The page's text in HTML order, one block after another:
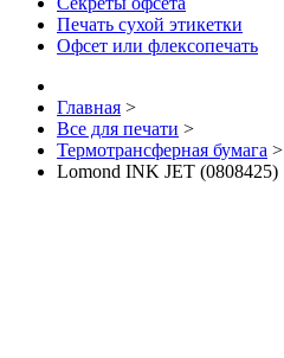
Печать сухой этикетки
Офсет или флексопечать
Главная >
Все для печати >
Термотрансферная бумага >
Lomond INK JET (0808425)